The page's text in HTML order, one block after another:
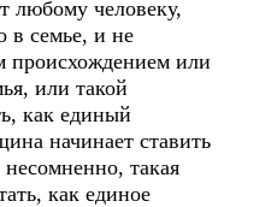
любому человеку,
в семье, и не
происхождением или
или такой
как единый
начинает ставить
такая
как единое